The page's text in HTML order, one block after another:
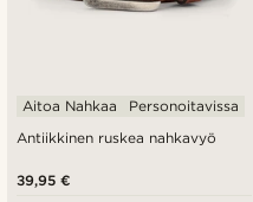
Antiikkinen ruskea nahkavyö
Aitoa Nahkaa Personoitavissa
39,95 €